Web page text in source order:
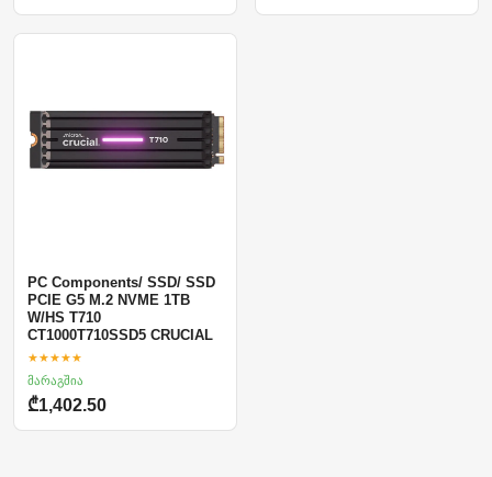
PC Components/ SSD/ SSD
PCIE G5 M.2 NVME 1TB
W/HS T710
CT1000T710SSD5 CRUCIAL
★★★★★
მარაგშია
₾1,402.50